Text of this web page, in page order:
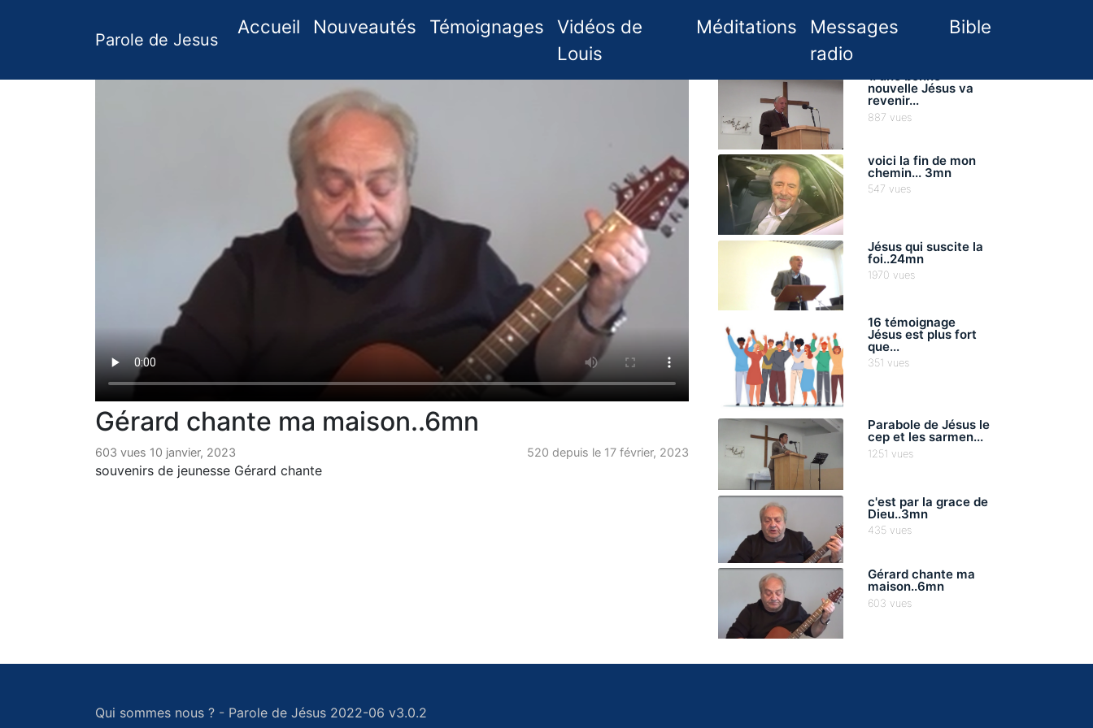
Parole de Jesus
Accueil (current)
Nouveautés Témoignages
Vidéos de
Louis
Méditations
Messages
radio
Bible
Gérard chante ma maison..6mn
603 vues 10 janvier, 2023 520 depuis le 17 février, 2023
souvenirs de jeunesse Gérard chante
1. une bonne
nouvelle Jésus va
revenir...
887 vues
voici la fin de mon
chemin... 3mn
547 vues
Jésus qui suscite la
foi..24mn
1970 vues
16 témoignage
Jésus est plus fort
que...
351 vues
Parabole de Jésus le
cep et les sarmen...
1251 vues
c'est par la grace de
Dieu..3mn
435 vues
Gérard chante ma
maison..6mn
603 vues
Qui sommes nous ? - Parole de Jésus 2022-06 v3.0.2